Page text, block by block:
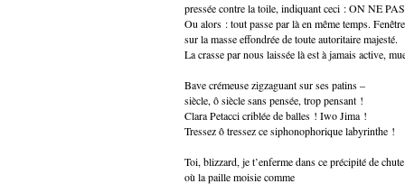
pressée contre la toile, indiquant ceci : ON NE
Ou alors : tout passe par là en même temps.
sur la masse effondrée de toute autoritaire majesté.
La crasse par nous laissée là est à jamais active,
Bave crémeuse zigzaguant sur ses patins –
siècle, ô siècle sans pensée, trop pensant !
Clara Petacci criblée de balles ! Iwo Jima !
Tressez ô tressez ce siphonophorique labyrinthe !
Toi, blizzard, je t’enferme dans ce précipité de
où la paille moisie comme